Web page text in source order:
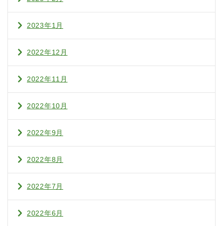
2023年1月
2022年12月
2022年11月
2022年10月
2022年9月
2022年8月
2022年7月
2022年6月